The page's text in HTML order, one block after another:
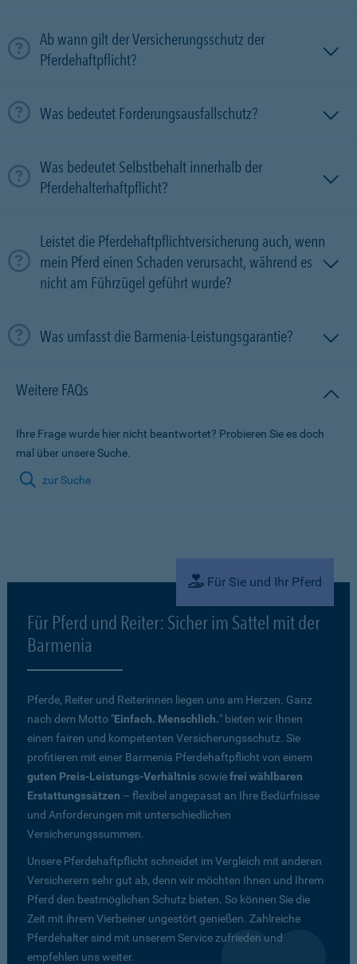
Ab wann gilt der Versicherungsschutz der
Pferdehaftpflicht?
Was bedeutet Forderungsausfallschutz?
Was bedeutet Selbstbehalt innerhalb der
Pferdehalterhaftpflicht?
Leistet die Pferdehaftpflichtversicherung auch, wenn
mein Pferd einen Schaden verursacht, während es
nicht am Führzügel geführt wurde?
Was umfasst die Barmenia-Leistungsgarantie?
Weitere FAQs
Ihre Frage wurde hier nicht beantwortet? Probieren Sie es doch
mal über unsere Suche.
zur Suche
Für Sie und Ihr Pferd
Für Pferd und Reiter: Sicher im Sattel mit der
Barmenia
Pferde, Reiter und Reiterinnen liegen uns am Herzen. Ganz
nach dem Motto "Einfach. Menschlich." bieten wir Ihnen
einen fairen und kompetenten Versicherungsschutz. Sie
profitieren mit einer Barmenia Pferdehaftpflicht von einem
guten Preis-Leistungs-Verhältnis sowiefrei wählbaren
Erstattungssätzen – flexibel angepasst an Ihre Bedürfnisse
und Anforderungen mit unterschiedlichen
Versicherungssummen.
Unsere Pferdehaftpflicht schneidet im Vergleich mit anderen
Versicherern sehr gut ab, denn wir möchten Ihnen und Ihrem
Pferd den bestmöglichen Schutz bieten. So können Sie die
Zeit mit ihrem Vierbeiner ungestört genießen. Zahlreiche
Pferdehalter sind mit unserem Service zufrieden und
empfehlen uns weiter.